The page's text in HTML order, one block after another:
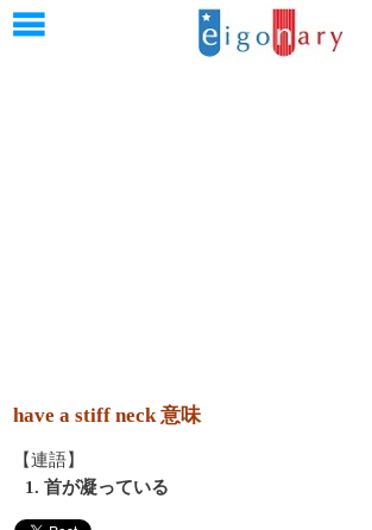
have a stiff neck 意味
【連語】
1. 首が凝っている